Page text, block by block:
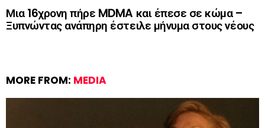
Μια 16χρονη πήρε MDMA και έπεσε σε κώμα –
Ξυπνώντας ανάπηρη έστειλε μήνυμα στους νέους
MORE FROM: MEDIA